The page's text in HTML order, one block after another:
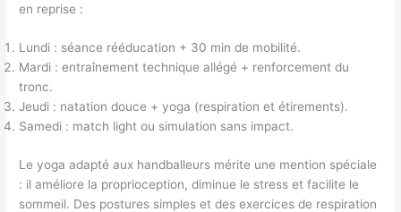
en reprise :
Lundi : séance rééducation + 30 min de mobilité.
Mardi : entraînement technique allégé + renforcement du
tronc.
Jeudi : natation douce + yoga (respiration et étirements).
Samedi : match light ou simulation sans impact.
Le yoga adapté aux handballeurs mérite une mention spéciale
: il améliore la proprioception, diminue le stress et facilite le
sommeil. Des postures simples et des exercices de respiration